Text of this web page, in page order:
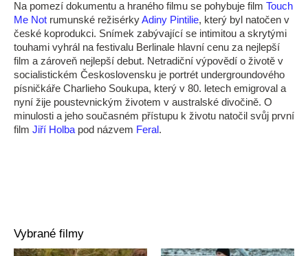
Na pomezí dokumentu a hraného filmu se pohybuje film Touch
Me Not rumunské režisérkyAdiny Pintilie, který byl natočen v
české koprodukci. Snímek zabývající se intimitou a skrytými
touhami vyhrál na festivalu Berlinale hlavní cenu za nejlepší
film a zároveň nejlepší debut. Netradiční výpovědí o životě v
socialistickém Československu je portrét undergroundového
písničkáře Charlieho Soukupa, který v 80. letech emigroval a
nyní žije poustevnickým životem v australské divočině. O
minulosti a jeho současném přístupu k životu natočil svůj první
film Jiří Holba pod názvem Feral.
Vybrané filmy